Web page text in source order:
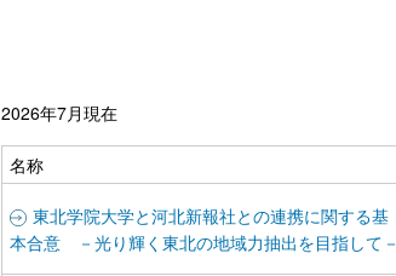
2026年7月現在
名称
東北学院大学と河北新報社との連携に関する基
本合意 －光り輝く東北の地域力抽出を目指して－